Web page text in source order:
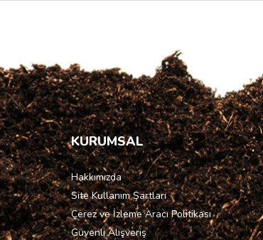
KURUMSAL
Hakkımızda
Site Kullanım Şartları
Çerez ve İzleme Aracı Politikası
Güvenli Alışveriş